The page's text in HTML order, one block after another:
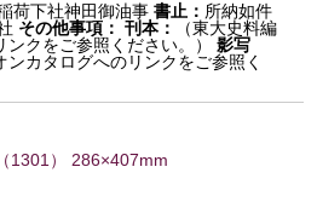
荷下社神田御油事書止： 所納如件
その他事項： 刊本：
（東大史料編
クをご参照ください。）
影写
ンカタログへのリンクをご参照く
（1301 ） 286×407mm